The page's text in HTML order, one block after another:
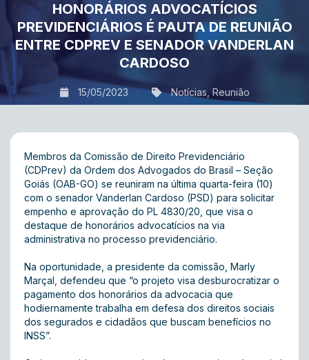
HONORÁRIOS ADVOCATÍCIOS
PREVIDENCIÁRIOS É PAUTA DE REUNIÃO
ENTRE CDPREV E SENADOR VANDERLAN
CARDOSO
15/05/2023 Notícias Reunião
Membros da Comissão de Direito Previdenciário
(CDPrev) da Ordem dos Advogados do Brasil – Seção
Goiás (OAB-GO) se reuniram na última quarta-feira (10)
com o senador Vanderlan Cardoso (PSD) para solicitar
empenho e aprovação do PL 4830/20, que visa o
destaque de honorários advocatícios na via
administrativa no processo previdenciário.
Na oportunidade, a presidente da comissão, Marly
Marçal, defendeu que “o projeto visa desburocratizar o
pagamento dos honorários da advocacia que
hodiernamente trabalha em defesa dos direitos sociais
dos segurados e cidadãos que buscam benefícios no
INSS”.